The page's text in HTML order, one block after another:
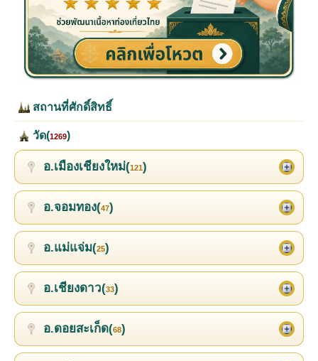
สถานที่ศักดิ์สิทธิ์
วัด(1269)
อ.เมืองเชียงใหม่(121)
อ.จอมทอง(47)
อ.แม่แจ่ม(25)
อ.เชียงดาว(33)
อ.ดอยสะเก็ด(68)